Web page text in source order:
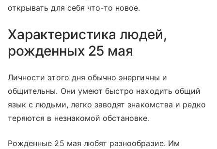
открывать для себя что-то новое.
Характеристика людей,
рожденных 25 мая
Личности этого дня обычно энергичны и
общительны. Они умеют быстро находить общий
язык с людьми, легко заводят знакомства и редко
теряются в незнакомой обстановке.
Рожденные 25 мая любят разнообразие. Им